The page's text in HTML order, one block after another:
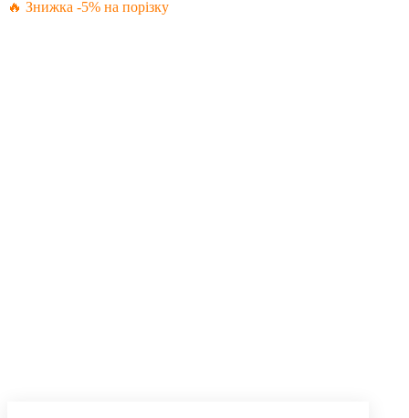
🔥 Знижка -5% на порізку